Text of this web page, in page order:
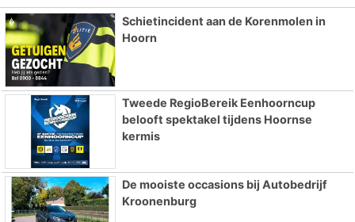
Schietincident aan de Korenmolen in
Hoorn
Tweede RegioBereik Eenhoorncup
belooft spektakel tijdens Hoornse
kermis
De mooiste occasions bij Autobedrijf
Kroonenburg